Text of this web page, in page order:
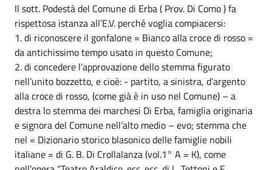
Il sott. Podestà del Comune di Erba ( Prov. Di Como ) fa
rispettosa istanza all’E.V. perché voglia compiacersi:
1. di riconoscere il gonfalone = Bianco alla croce di rosso =
da antichissimo tempo usato in questo Comune;
2. di concedere l’approvazione dello stemma figurato
nell’unito bozzetto, e cioè: - partito, a sinistra, d’argento
alla croce di rosso, (come già è in uso nel Comune) – a
destra lo stemma dei marchesi Di Erba, famiglia originaria
e signora del Comune nell’alto medio – evo; stemma che
nel = Dizionario storico blasonico delle famiglie nobili
italiane = di G. B. Di Crollalanza (vol.1° A = K), come